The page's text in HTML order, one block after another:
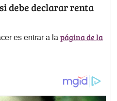
debe declarar renta
es entrar a la página de la